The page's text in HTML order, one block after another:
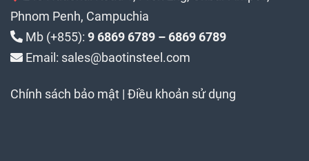
Phnom Penh, Campuchia
Mb (+855): 9 6869 6789 – 6869 6789
Email: sales@baotinsteel.com
Chính sách bảo mật | Điều khoản sử dụng